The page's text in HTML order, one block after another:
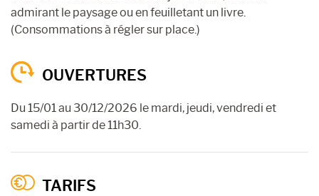
admirant le paysage ou en feuilletant un livre.
(Consommations à régler sur place.)
OUVERTURES
Du 15/01 au 30/12/2026 le mardi, jeudi, vendredi et
samedi à partir de 11h30.
TARIFS